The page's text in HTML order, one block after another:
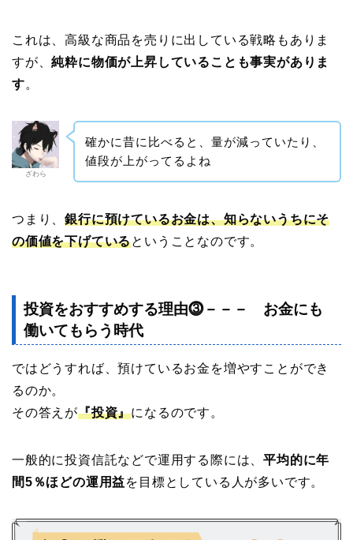
これは、高級な商品を売りに出している戦略もありま
すが、純粋に物価が上昇していることも事実がありま
す。
ざわら
確かに昔に比べると、量が減っていたり、
値段が上がってるよね
つまり、銀行に預けているお金は、知らないうちにそ
の価値を下げているということなのです。
投資をおすすめする理由⓷－－－ お金にも
働いてもらう時代
ではどうすれば、預けているお金を増やすことができ
るのか。
その答えが『投資』になるのです。
一般的に投資信託などで運用する際には、平均的に年
間5％ほどの運用益を目標としている人が多いです。